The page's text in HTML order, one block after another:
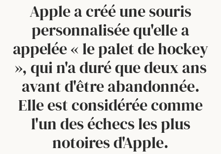
Apple a créé une souris
personnalisée qu'elle a
appelée « le palet de hockey
», qui n'a duré que deux ans
avant d'être abandonnée.
Elle est considérée comme
l'un des échecs les plus
notoires d'Apple.